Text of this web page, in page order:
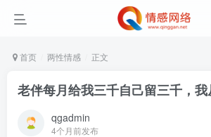
首页 两性情感 正文
老伴每月给我三千自己留三千，
qgadmin
4个月前发布